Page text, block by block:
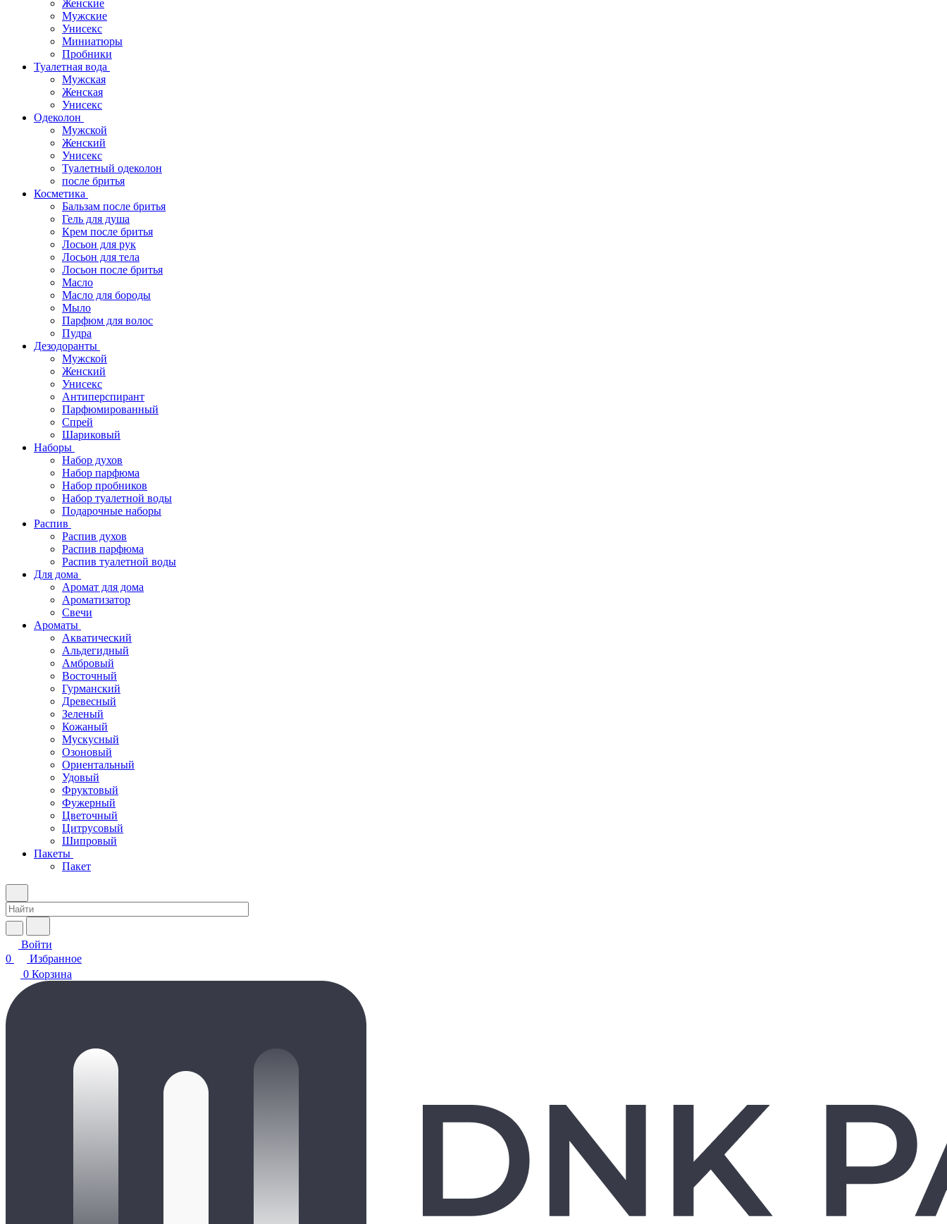
Женские
Мужские
Унисекс
Миниатюры
Пробники
Туалетная вода
Мужская
Женская
Унисекс
Одеколон
Мужской
Женский
Унисекс
Туалетный одеколон
после бритья
Косметика
Бальзам после бритья
Гель для душа
Крем после бритья
Лосьон для рук
Лосьон для тела
Лосьон после бритья
Масло
Масло для бороды
Мыло
Парфюм для волос
Пудра
Дезодоранты
Мужской
Женский
Унисекс
Антиперспирант
Парфюмированный
Спрей
Шариковый
Наборы
Набор духов
Набор парфюма
Набор пробников
Набор туалетной воды
Подарочные наборы
Распив
Распив духов
Распив парфюма
Распив туалетной воды
Для дома
Аромат для дома
Ароматизатор
Свечи
Ароматы
Акватический
Альдегидный
Амбровый
Восточный
Гурманский
Древесный
Зеленый
Кожаный
Мускусный
Озоновый
Ориентальный
Удовый
Фруктовый
Фужерный
Цветочный
Цитрусовый
Шипровый
Пакеты
Пакет
Войти
0
Избранное
0 Корзина